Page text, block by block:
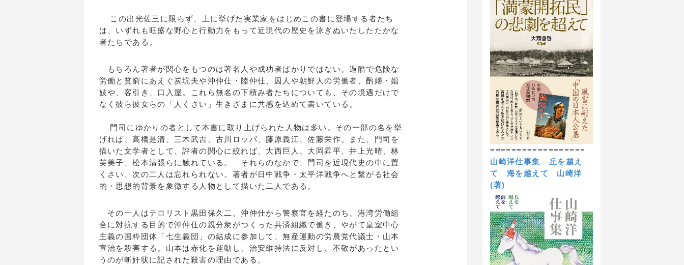
この出光佐三に限らず、上に挙げた実業家をはじめこの書に登場する者たち
は、いずれも旺盛な野心と行動力をもって近現代の歴史を泳ぎぬいたしたたかな
者たちである。
もちろん著者が関心をもつのは著名人や成功者ばかりではない。過酷で危険な
労働と貧窮にあえぐ炭坑夫や沖仲仕・陸仲仕、囚人や朝鮮人の労働者、酌婦・娼
妓や、客引き、口入屋。これら無名の下積み者たちについても、その境遇だけで
なく彼ら彼女らの「人くさい」生きざまに共感を込めて書いている。
門司にゆかりの者として本書に取り上げられた人物は多い。その一部の名を挙
げれば、高橋是清、三木武吉、古川ロッパ、藤原義江、佐藤栄作。また、門司を
描いた文学者として、評者の関心に絞れば、大西巨人、大岡昇平、井上光晴、林
芙美子、松本清張らに触れている。 それらのなかで、門司を近現代史の中に置
くさい、次の二人は忘れられない。著者が日中戦争・太平洋戦争へと繋がる社会
的・思想的背景を象徴する人物として描いた二人である。
その一人はテロリスト黒田保久二。沖仲仕から警察官を経たのち、港湾労働組
合に対抗する目的で沖仲仕の親分衆がつくった共済組織で働き、やがて皇室中心
主義の国粋団体「七生義団」の結成に参加して、無産運動の労農党代議士・山本
宣治を殺害する。山本は赤化を運動し、治安維持法に反対し、不敬があったとい
うのが斬奸状に記された殺害の理由である。
==================
山崎洋仕事集 - 丘を越え
て 海を越えて
山崎洋
(著)